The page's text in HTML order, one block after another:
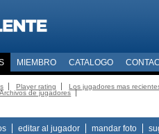
MIEMBRO CATALOGO
Player rating
Los jugadores mas
Archivos de jugadores
editar al jugador mandar foto